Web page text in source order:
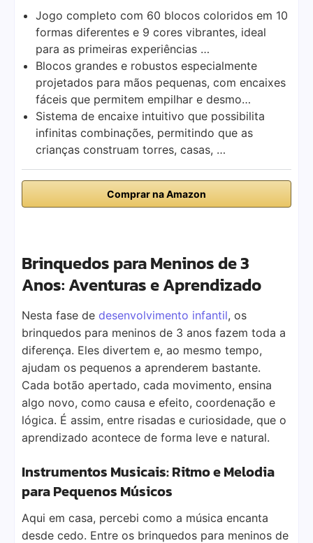
Jogo completo com 60 blocos coloridos em 10
formas diferentes e 9 cores vibrantes, ideal
para as primeiras experiências …
Blocos grandes e robustos especialmente
projetados para mãos pequenas, com encaixes
fáceis que permitem empilhar e desmo…
Sistema de encaixe intuitivo que possibilita
infinitas combinações, permitindo que as
crianças construam torres, casas, …
Comprar na Amazon
Brinquedos para Meninos de 3
Anos: Aventuras e Aprendizado
Nesta fase de desenvolvimento infantil, os
brinquedos para meninos de 3 anos fazem toda a
diferença. Eles divertem e, ao mesmo tempo,
ajudam os pequenos a aprenderem bastante.
Cada botão apertado, cada movimento, ensina
algo novo, como causa e efeito, coordenação e
lógica. É assim, entre risadas e curiosidade, que o
aprendizado acontece de forma leve e natural.
Instrumentos Musicais: Ritmo e Melodia
para Pequenos Músicos
Aqui em casa, percebi como a música encanta
desde cedo. Entre os brinquedos para meninos de